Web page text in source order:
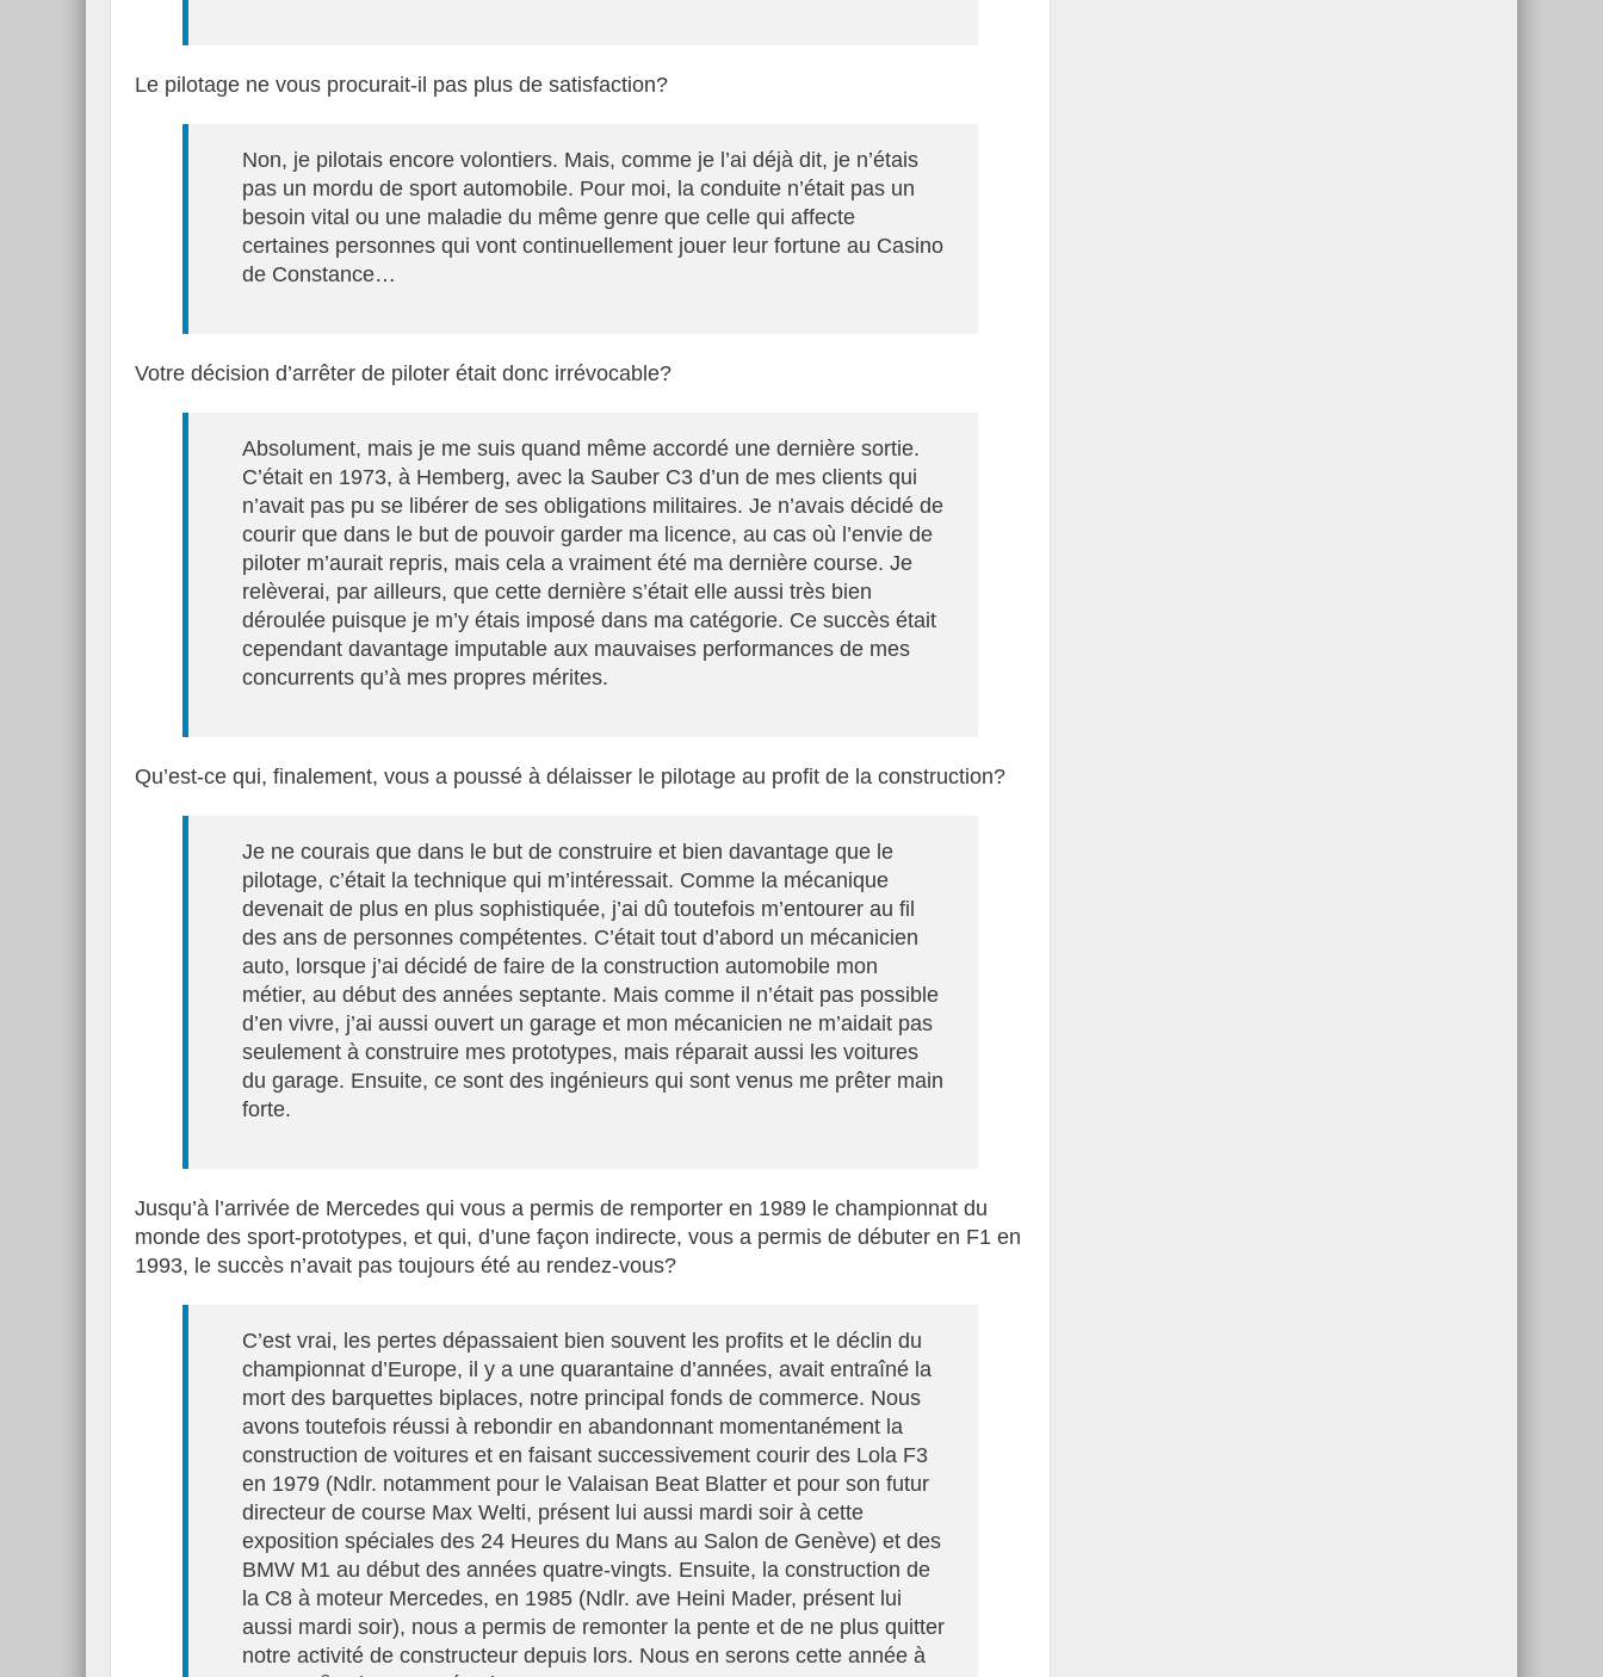
Le pilotage ne vous procurait-il pas plus de satisfaction?
Non, je pilotais encore volontiers. Mais, comme je l’ai déjà dit, je n’étais
pas un mordu de sport automobile. Pour moi, la conduite n’était pas un
besoin vital ou une maladie du même genre que celle qui affecte
certaines personnes qui vont continuellement jouer leur fortune au Casino
de Constance…
Votre décision d’arrêter de piloter était donc irrévocable?
Absolument, mais je me suis quand même accordé une dernière sortie.
C’était en 1973, à Hemberg, avec la Sauber C3 d’un de mes clients qui
n’avait pas pu se libérer de ses obligations militaires. Je n’avais décidé de
courir que dans le but de pouvoir garder ma licence, au cas où l’envie de
piloter m’aurait repris, mais cela a vraiment été ma dernière course. Je
relèverai, par ailleurs, que cette dernière s’était elle aussi très bien
déroulée puisque je m’y étais imposé dans ma catégorie. Ce succès était
cependant davantage imputable aux mauvaises performances de mes
concurrents qu’à mes propres mérites.
Qu’est-ce qui, finalement, vous a poussé à délaisser le pilotage au profit de la construction?
Je ne courais que dans le but de construire et bien davantage que le
pilotage, c’était la technique qui m’intéressait. Comme la mécanique
devenait de plus en plus sophistiquée, j’ai dû toutefois m’entourer au fil
des ans de personnes compétentes. C’était tout d’abord un mécanicien
auto, lorsque j’ai décidé de faire de la construction automobile mon
métier, au début des années septante. Mais comme il n’était pas possible
d’en vivre, j’ai aussi ouvert un garage et mon mécanicien ne m’aidait pas
seulement à construire mes prototypes, mais réparait aussi les voitures
du garage. Ensuite, ce sont des ingénieurs qui sont venus me prêter main
forte.
Jusqu’à l’arrivée de Mercedes qui vous a permis de remporter en 1989 le championnat du
monde des sport-prototypes, et qui, d’une façon indirecte, vous a permis de débuter en F1 en
1993, le succès n’avait pas toujours été au rendez-vous?
C’est vrai, les pertes dépassaient bien souvent les profits et le déclin du
championnat d’Europe, il y a une quarantaine d’années, avait entraîné la
mort des barquettes biplaces, notre principal fonds de commerce. Nous
avons toutefois réussi à rebondir en abandonnant momentanément la
construction de voitures et en faisant successivement courir des Lola F3
en 1979 (Ndlr. notamment pour le Valaisan Beat Blatter et pour son futur
directeur de course Max Welti, présent lui aussi mardi soir à cette
exposition spéciales des 24 Heures du Mans au Salon de Genève) et des
BMW M1 au début des années quatre-vingts. Ensuite, la construction de
la C8 à moteur Mercedes, en 1985 (Ndlr. ave Heini Mader, présent lui
aussi mardi soir), nous a permis de remonter la pente et de ne plus quitter
notre activité de constructeur depuis lors. Nous en serons cette année à